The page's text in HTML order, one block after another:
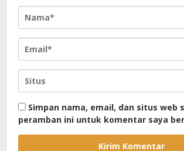
Simpan nama, email, dan situs web
peramban ini untuk komentar saya